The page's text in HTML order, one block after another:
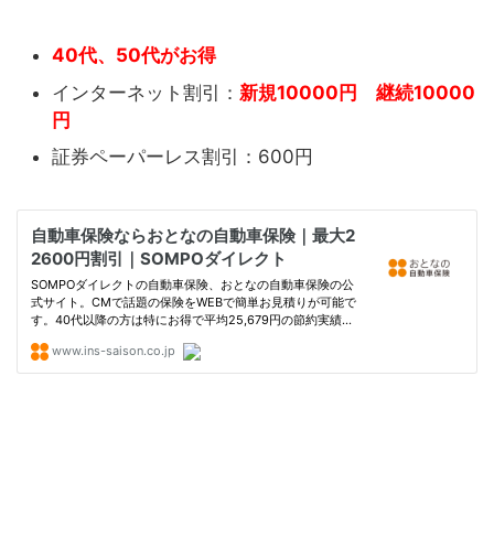
40代、50代がお得
インターネット割引： 新規10000円 継続10000
円
証券ペーパーレス割引：600円